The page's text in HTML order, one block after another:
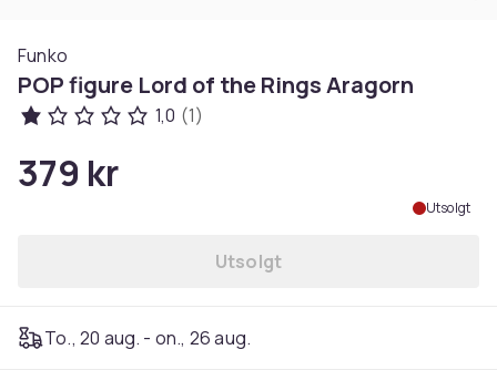
Funko
POP figure Lord of the Rings Aragorn
1,0 (1)
379 kr
Utsolgt
Utsolgt
To., 20 aug. - on., 26 aug.